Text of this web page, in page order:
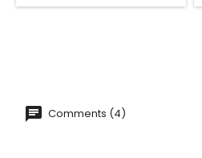
Comments (4)